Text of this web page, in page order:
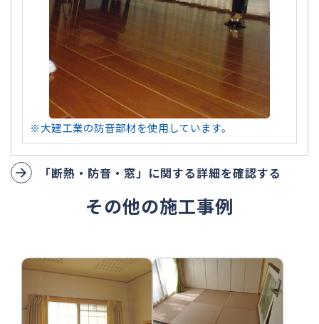
※大建工業の防音部材を使用しています。
「断熱・防音・窓」に関する詳細を確認する
その他の施工事例